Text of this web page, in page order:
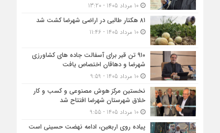
10 مرداد 1405 - 13:20
۸۱ هکتار طالبی در اراضی شهرضا کشت شد
10 مرداد 1405 - 11:46
۹۱۰ تن قیر برای آسفالت جاده های کشاورزی
شهرضا و دهاقان اختصاص یافت
10 مرداد 1405 - 9:59
نخستین مرکز هوش مصنوعی و کسب‌ و کار
خلاق شهرستان شهرضا افتتاح شد
10 مرداد 1405 - 9:55
پیاده روی اربعین، ادامه نهضت حسینی است